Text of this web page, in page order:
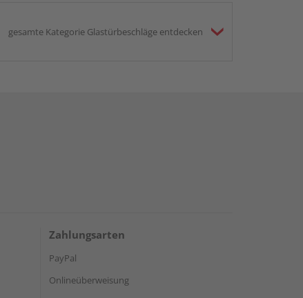
gesamte Kategorie Glastürbeschläge entdecken
Zahlungsarten
PayPal
Onlineüberweisung